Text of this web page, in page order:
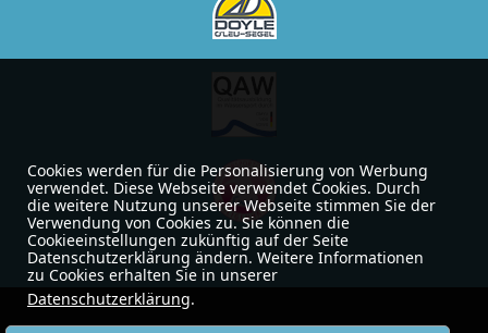
Cookies werden für die Personalisierung von Werbung
verwendet. Diese Webseite verwendet Cookies. Durch
die weitere Nutzung unserer Webseite stimmen Sie der
Verwendung von Cookies zu. Sie können die
Cookieeinstellungen zukünftig auf der Seite
Datenschutzerklärung ändern. Weitere Informationen
zu Cookies erhalten Sie in unserer
Datenschutzerklärung.